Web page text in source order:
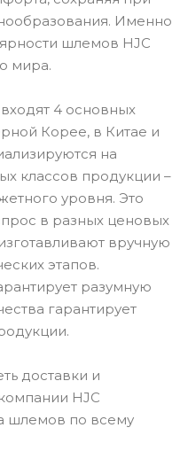
Именно
шлемов HJC
мира.
4 основных
Корее, в Китае и
на
классов продукции –
уровня. Это
в разных ценовых
вручную
этапов.
разумную
гарантирует
доставки и
HJC
шлемов по всему